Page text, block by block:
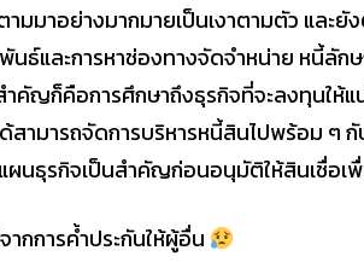
ามมาอย่างมากมายเป็นเงาตามตัว และ
นธ์และการหาช่องทางจัดจำหน่าย หนี้ลัก
คัญก็คือการศึกษาถึงธุรกิจที่จะลงทุนให้แ
ด้สามารถจัดการบริหารหนี้สินไปพร้อม ๆ
นธุรกิจเป็นสำคัญก่อนอนุมัติให้สินเชื่อเ
ากการค้ำประกันให้ผู้อื่น